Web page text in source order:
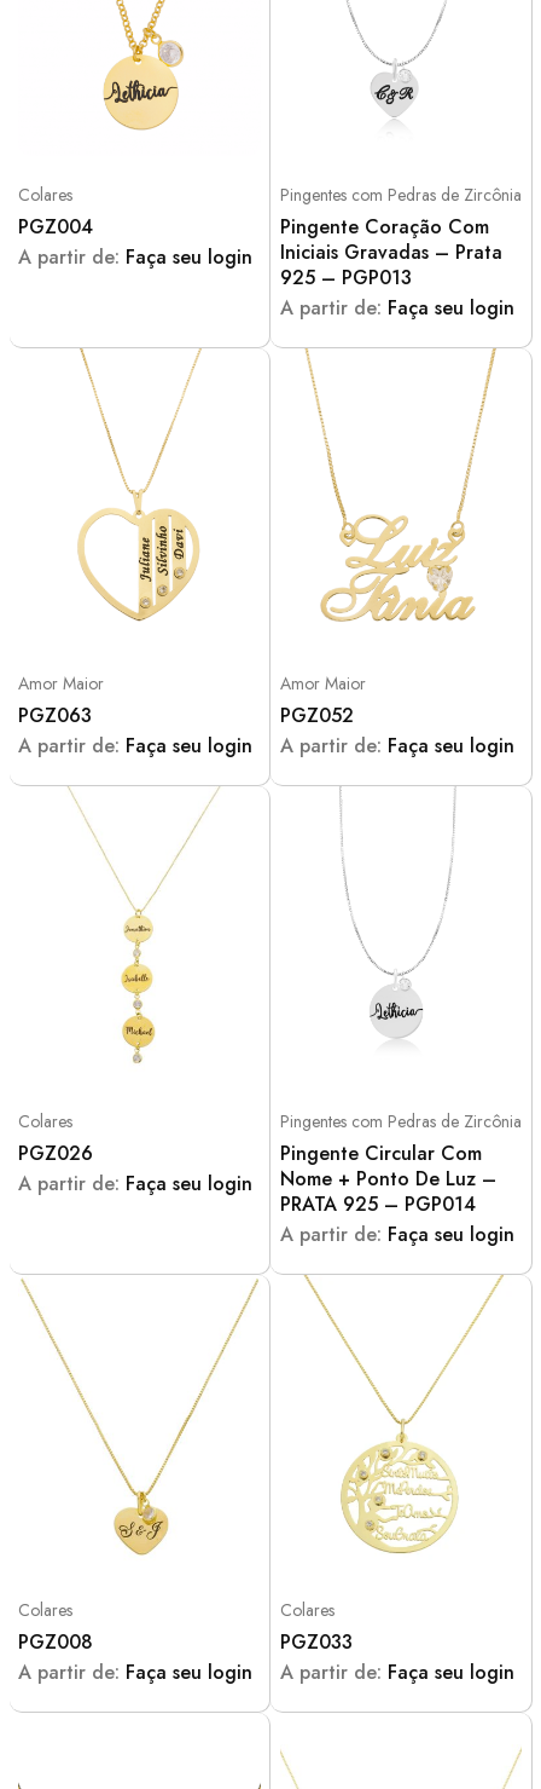
Colares
PGZ004
A partir de: Faça seu login
Pingentes com Pedras de Zircônia
Pingente Coração Com
Iniciais Gravadas – Prata
925 – PGP013
A partir de: Faça seu login
Amor Maior
PGZ063
A partir de: Faça seu login
Amor Maior
PGZ052
A partir de: Faça seu login
Colares
PGZ026
A partir de: Faça seu login
Pingentes com Pedras de Zircônia
Pingente Circular Com
Nome + Ponto De Luz –
PRATA 925 – PGP014
A partir de: Faça seu login
Colares
PGZ008
A partir de: Faça seu login
Colares
PGZ033
A partir de: Faça seu login